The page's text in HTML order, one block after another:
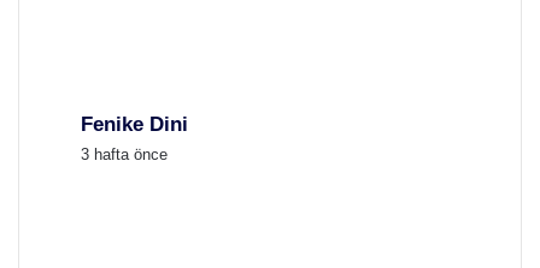
Fenike Dini
3 hafta önce